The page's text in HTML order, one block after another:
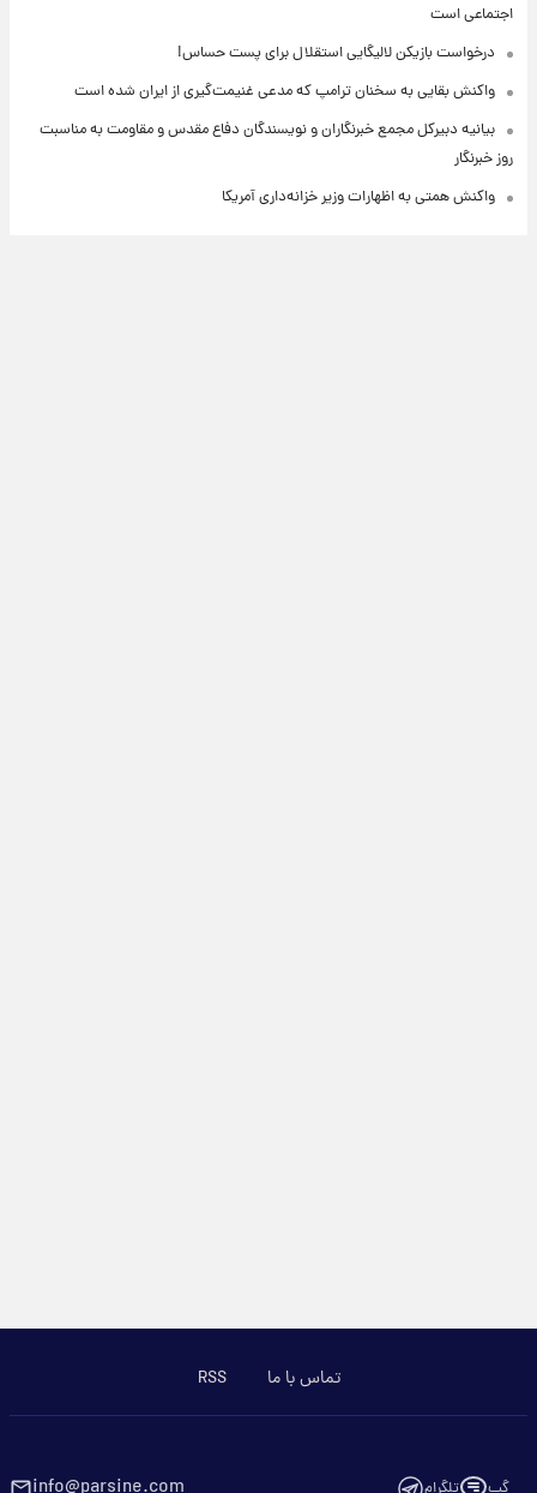
اجتماعی است
درخواست بازیکن لالیگایی استقلال برای پست حساس!
واکنش بقایی به سخنان ترامپ که مدعی غنیمت‌گیری از ایران شده است
بیانیه دبیرکل مجمع خبرنگاران و نویسندگان دفاع مقدس و مقاومت به مناسبت
روز خبرنگار
واکنش همتی به اظهارات وزیر خزانه‌داری آمریکا
تماس با ما RSS